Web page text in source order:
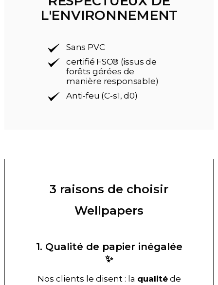
L'ENVIRONNEMENT
Sans PVC
certifié FSC® (issus de
forêts gérées de
manière responsable)
Anti-feu (C-s1, d0)
3 raisons de choisir
Wellpapers
1. Qualité de papier inégalée
✨
Nos clients le disent : la qualitéde